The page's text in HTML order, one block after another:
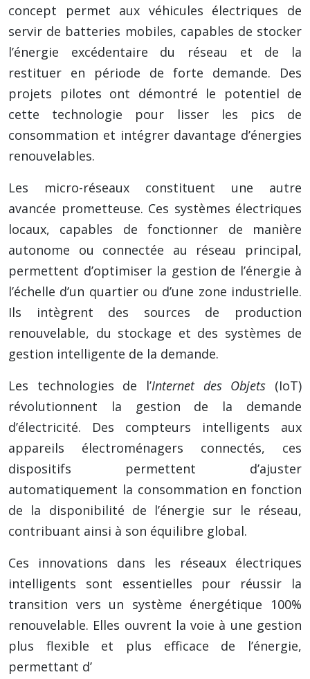
concept permet aux véhicules électriques de
servir de batteries mobiles, capables de stocker
l’énergie excédentaire du réseau et de la
restituer en période de forte demande. Des
projets pilotes ont démontré le potentiel de
cette technologie pour lisser les pics de
consommation et intégrer davantage d’énergies
renouvelables.
Les micro-réseaux constituent une autre
avancée prometteuse. Ces systèmes électriques
locaux, capables de fonctionner de manière
autonome ou connectée au réseau principal,
permettent d’optimiser la gestion de l’énergie à
l’échelle d’un quartier ou d’une zone industrielle.
Ils intègrent des sources de production
renouvelable, du stockage et des systèmes de
gestion intelligente de la demande.
Les technologies de l’Internet des Objets (IoT)
révolutionnent la gestion de la demande
d’électricité. Des compteurs intelligents aux
appareils électroménagers connectés, ces
dispositifs permettent d’ajuster
automatiquement la consommation en fonction
de la disponibilité de l’énergie sur le réseau,
contribuant ainsi à son équilibre global.
Ces innovations dans les réseaux électriques
intelligents sont essentielles pour réussir la
transition vers un système énergétique 100%
renouvelable. Elles ouvrent la voie à une gestion
plus flexible et plus efficace de l’énergie,
permettant d’